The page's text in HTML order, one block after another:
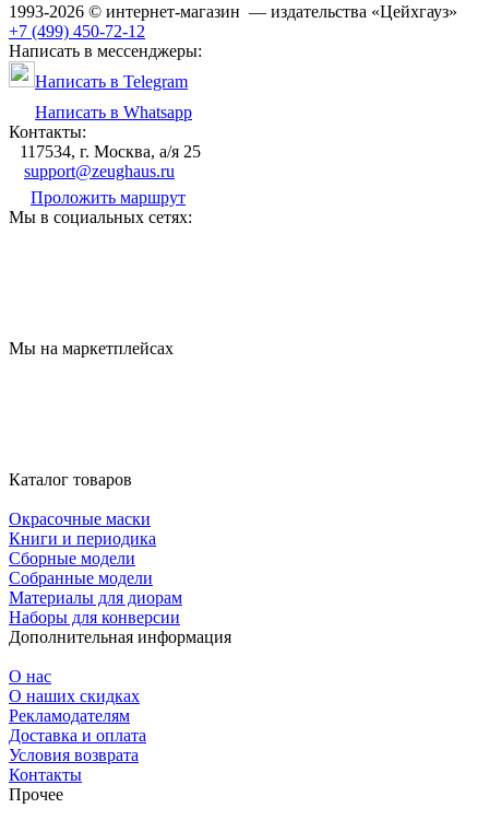
1993-2026 © интернет-магазин — издательства «Цейхгауз»
+7 (499) 450-72-12
Написать в мессенджеры:
Написать в Telegram
Написать в Whatsapp
Контакты:
117534, г. Москва, а/я 25
support@zeughaus.ru
Проложить маршрут
Мы в социальных сетях:
Мы на маркетплейсах
Каталог товаров
Окрасочные маски
Книги и периодика
Сборные модели
Собранные модели
Материалы для диорам
Наборы для конверсии
Дополнительная информация
О нас
О наших скидках
Рекламодателям
Доставка и оплата
Условия возврата
Контакты
Прочее